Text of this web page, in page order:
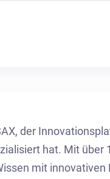
der
hat. Mit über
mit innovativen